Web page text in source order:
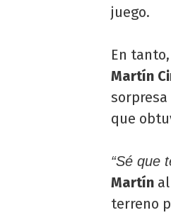
juego.
En
Martín
que
“Sé que
Martín
terreno